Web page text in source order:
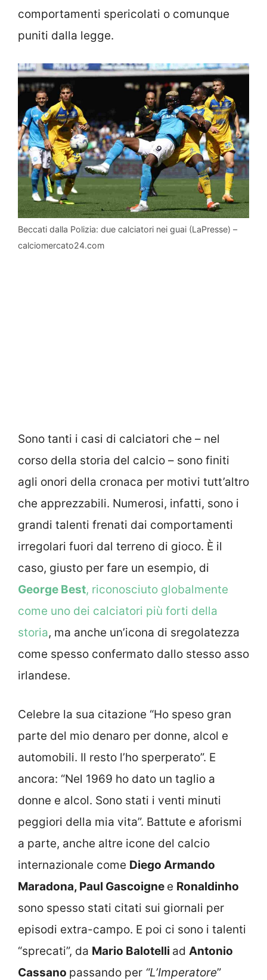
comportamenti spericolati o comunque
puniti dalla legge.
Beccati dalla Polizia: due calciatori nei guai (LaPresse) –
calciomercato24.com
Sono tanti i casi di calciatori che – nel
corso della storia del calcio – sono finiti
agli onori della cronaca per motivi tutt’altro
che apprezzabili. Numerosi, infatti, sono i
grandi talenti frenati dai comportamenti
irregolari fuori dal terreno di gioco. È il
caso, giusto per fare un esempio, di
George Best, riconosciuto globalmente
come uno dei calciatori più forti della
storia, ma anche un’icona di sregolatezza
come spesso confermato dallo stesso asso
irlandese.
Celebre la sua citazione “Ho speso gran
parte del mio denaro per donne, alcol e
automobili. Il resto l’ho sperperato”. E
ancora: “Nel 1969 ho dato un taglio a
donne e alcol. Sono stati i venti minuti
peggiori della mia vita”. Battute e aforismi
a parte, anche altre icone del calcio
internazionale come Diego Armando
Maradona, Paul Gascoigne e Ronaldinho
sono spesso stati citati sui giornali per
episodi extra-campo. E poi ci sono i talenti
“sprecati”, da Mario Balotelli ad Antonio
Cassano passando per “L’Imperatore”